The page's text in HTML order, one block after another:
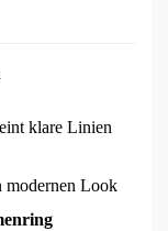
klare Linien
modernen Look